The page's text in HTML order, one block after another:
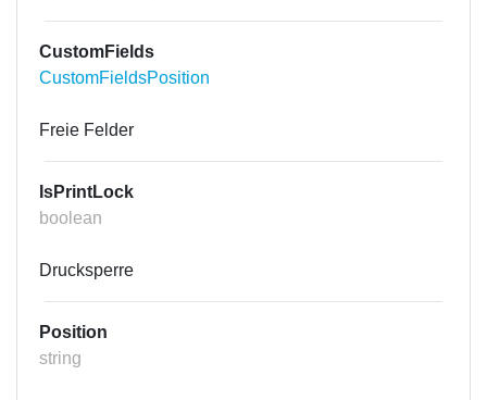
CustomFields
CustomFieldsPosition
Freie Felder
IsPrintLock
boolean
Drucksperre
Position
string